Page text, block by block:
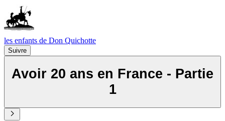
les enfants de Don Quichotte
Suivre
Avoir 20 ans en France - Partie
1